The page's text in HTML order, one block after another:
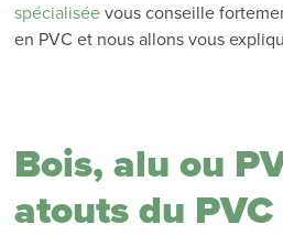
spécialisée vous conseille
en PVC et nous allons vous
Bois, alu ou
atouts du PVC